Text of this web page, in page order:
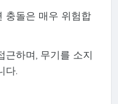
충돌은 매우 위험합
근하며, 무기를 소지
다.